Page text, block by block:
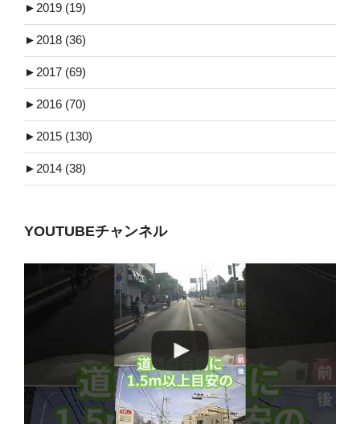
► 2019 (19)
► 2018 (36)
► 2017 (69)
► 2016 (70)
► 2015 (130)
► 2014 (38)
YOUTUBEチャンネル